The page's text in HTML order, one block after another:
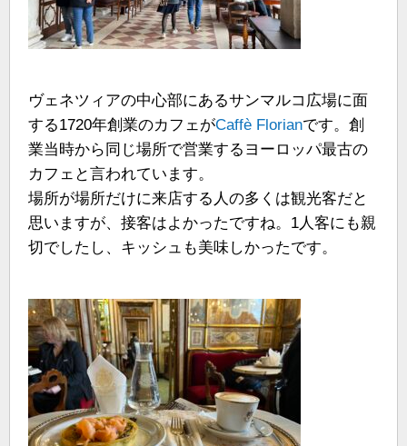
ヴェネツィアの中心部にあるサンマルコ広場に面
する1720年創業のカフェがCaffè Florianです。創
業当時から同じ場所で営業するヨーロッパ最古の
カフェと言われています。
場所が場所だけに来店する人の多くは観光客だと
思いますが、接客はよかったですね。1人客にも親
切でしたし、キッシュも美味しかったです。